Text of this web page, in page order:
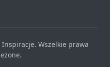
Wszelkie prawa